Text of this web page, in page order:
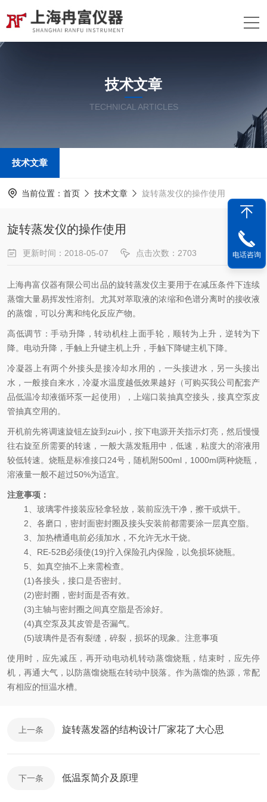
技术文章
TECHNICAL ARTICLES
技术文章
当前位置： 首页 技术文章 旋转蒸发仪的操作使用
旋转蒸发仪的操作使用
更新时间：2018-05-07 点击次数：2703
上海冉富仪器有限公司出品的旋转蒸发仪主要用于在减压条件下连续
蒸馏大量易挥发性溶剂。尤其对萃取液的浓缩和色谱分离时的接收液
的蒸馏，可以分离和纯化反应产物。
高低调节：手动升降，转动机柱上面手轮，顺转为上升，逆转为下
降。电动升降，手触上升键主机上升，手触下降键主机下降。
冷凝器上有两个外接头是接冷却水用的，一头接进水，另一头接出
水，一般接自来水，冷凝水温度越低效果越好（可购买我公司配套产
品低温冷却液循环泵一起使用）
，上端口装抽真空接头，接真空泵皮
管抽真空用的。
开机前先将调速旋钮左旋到zui小，按下电源开关指示灯亮，然后慢慢
往右旋至所需要的转速，一般大蒸发瓶用中，低速，粘度大的溶液用
较低转速。烧瓶是标准接口24号，随机附500ml，1000ml两种烧瓶，
溶液量一般不超过50%为适宜。
注意事项：
1、玻璃零件接装应轻拿轻放，装前应洗干净，擦干或烘干。
2、各磨口，密封面密封圈及接头安装前都需要涂一层真空脂。
3、加热槽通电前必须加水，不允许无水干烧。
4、RE-52B必须使(19)拧入保险孔内保险，以免损坏烧瓶。
5、如真空抽不上来需检查。
(1)各接头，接口是否密封。
(2)密封圈，密封面是否有效。
(3)主轴与密封圈之间真空脂是否涂好。
(4)真空泵及其皮管是否漏气。
(5)玻璃件是否有裂缝，碎裂，损坏的现象。注意事项
使用时，应先减压，再开动电动机转动蒸馏烧瓶，结束时，应先停
机，再通大气，以防蒸馏烧瓶在转动中脱落。作为蒸馏的热源，常配
有相应的恒温水槽。
上一条 旋转蒸发器的结构设计厂家花了大心思
下一条 低温泵简介及原理
电话咨询